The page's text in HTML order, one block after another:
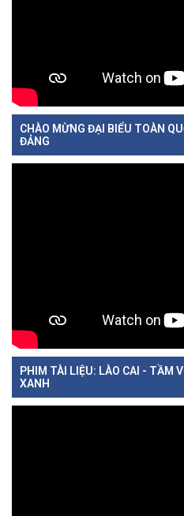
CHÀO MỪNG ĐẠI BIỂU TOÀN
ĐẢNG
PHIM TÀI LIỆU: LÀO CAI - TẦM
XANH